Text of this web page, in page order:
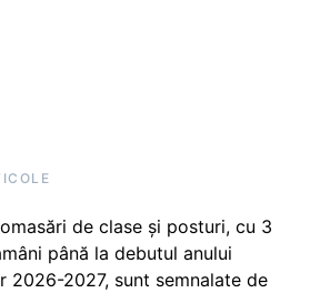
de clase și posturi, cu 3
până la debutul anului
2026-2027, sunt semnalate de